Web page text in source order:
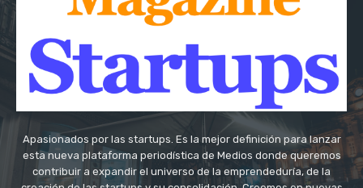
Apasionados por las startups. Es la mejor definición para lanzar
esta nueva plataforma periodística de Medios donde queremos
contribuir a expandir el universo de la emprendeduría, de la